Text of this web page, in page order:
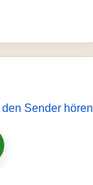
den Sender hören